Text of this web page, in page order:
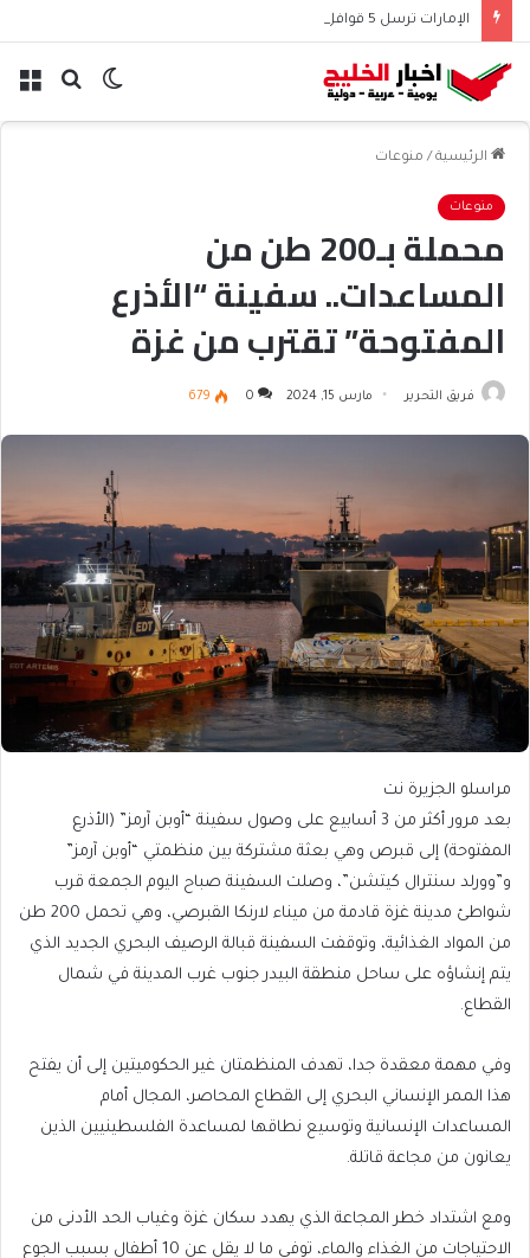
الإمارات ترسل 5 قوافل بـ663 طناً من المساعدات إلى غزة
بحث الوضع
الرئيسية / منوعات
منوعات
محملة بـ200 طن من
المساعدات.. سفينة “الأذرع
المفتوحة” تقترب من غزة
فريق التحرير مارس 15, 2024 0
679
مراسلو الجزيرة نت
بعد مرور أكثر من 3 أسابيع على وصول سفينة “أوبن آرمز” (الأذرع
المفتوحة) إلى قبرص وهي بعثة مشتركة بين منظمتي “أوبن آرمز”
و”وورلد سنترال كيتشن”، وصلت السفينة صباح اليوم الجمعة قرب
شواطئ مدينة غزة قادمة من ميناء لارنكا القبرصي، وهي تحمل 200 طن
من المواد الغذائية، وتوقفت السفينة قبالة الرصيف البحري الجديد الذي
يتم إنشاؤه على ساحل منطقة البيدر جنوب غرب المدينة في شمال
القطاع.
وفي مهمة معقدة جدا، تهدف المنظمتان غير الحكوميتين إلى أن يفتح
هذا الممر الإنساني البحري إلى القطاع المحاصر، المجال أمام
المساعدات الإنسانية وتوسيع نطاقها لمساعدة الفلسطينيين الذين
يعانون من مجاعة قاتلة.
ومع اشتداد خطر المجاعة الذي يهدد سكان غزة وغياب الحد الأدنى من
الاحتياجات من الغذاء والماء، توفي ما لا يقل عن 10 أطفال بسبب الجوع